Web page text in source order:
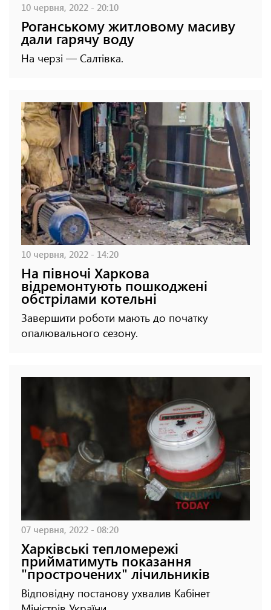
10 червня, 2022 - 20:10
Роганському житловому масиву
дали гарячу воду
На черзі — Салтівка.
10 червня, 2022 - 14:20
На півночі Харкова
відремонтують пошкоджені
обстрілами котельні
Завершити роботи мають до початку
опалювального сезону.
07 червня, 2022 - 08:20
Харківські тепломережі
прийматимуть показання
"прострочених" лічильників
Відповідну постанову ухвалив Кабінет